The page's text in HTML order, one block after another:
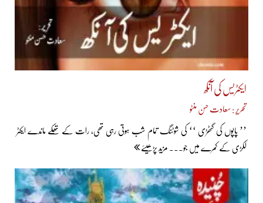
ایکٹریس کی آنکھ
تحریر : سعادت حسن منٹو
’’ پاپوں کی گٹھڑی ‘‘ کی شوٹنگ تمام شب ہوتی رہی تھی، رات کے تھکے ماندے ایکٹر
لکڑی کے کمرے میں جو... مزید پڑھیئے